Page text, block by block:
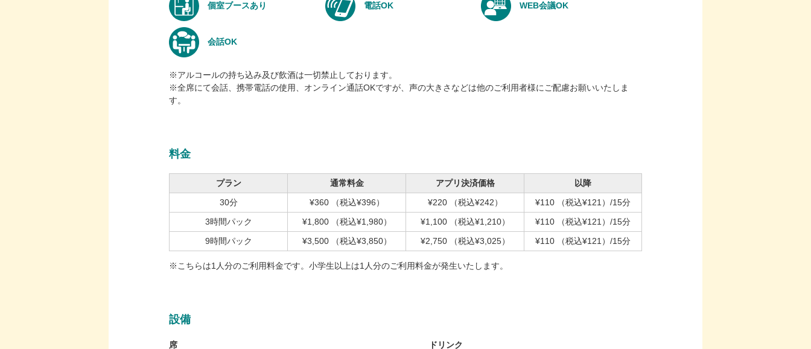
個室ブースあり 電話OK WEB会議OK
会話OK
※アルコールの持ち込み及び飲酒は一切禁止しております。
※全席にて会話、携帯電話の使用、オンライン通話OKですが、声の大きさなどは他のご利用者様にご配慮お願いいたしま
す。
料金
プラン 通常料金 アプリ決済価格
以降
30分
¥360 （税込¥396） ¥220 （税込¥242） ¥110 （税込¥121） /15分
3時間パック
¥1,800 （税込¥1,980） ¥1,100 （税込¥1,210） ¥110 （税込¥121） /15分
9時間パック
¥3,500 （税込¥3,850） ¥2,750 （税込¥3,025） ¥110 （税込¥121） /15分
※こちらは1人分のご利用料金です。小学生以上は1人分のご利用料金が発生いたします。
設備
席 ドリンク